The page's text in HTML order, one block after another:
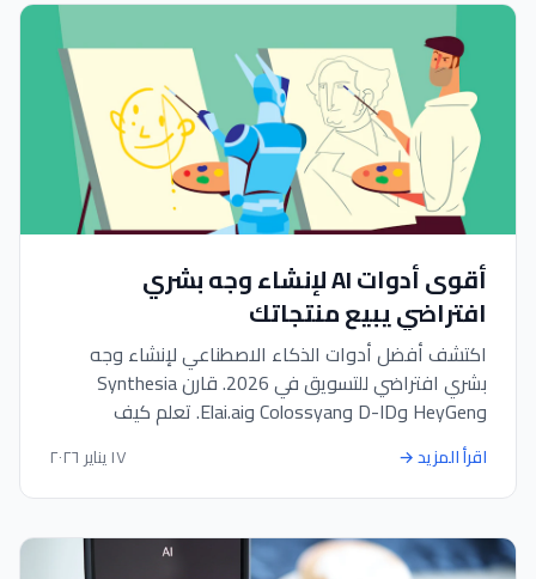
أقوى أدوات AI لإنشاء وجه بشري
افتراضي يبيع منتجاتك
اكتشف أفضل أدوات الذكاء الاصطناعي لإنشاء وجه
بشري افتراضي للتسويق في 2026. قارن Synthesia
وHeyGen وD-ID وColossyan وElai.ai. تعلم كيف
تساعدك مولدات الصور الرمزية في إنشاء محتوى فيديو
احترافي يبيع منتجاتك على مدار الساعة دون تكاليف إنتاج
باهظة.
١٧ يناير ٢٠٢٦ اقرأ المزيد→